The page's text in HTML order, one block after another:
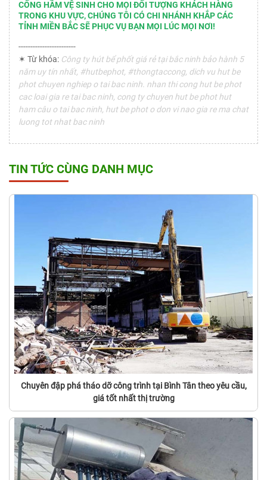
CỐNG HẦM VỆ SINH CHO MỌI ĐỐI TƯỢNG KHÁCH HÀNG
TRONG KHU VỰC, CHÚNG TÔI CÓ CHI NHÁNH KHẮP CÁC
TỈNH MIỀN BẮC SẼ PHỤC VỤ BẠN MỌI LÚC MỌI NƠI!
------------------------
✶ Từ khóa: Công ty hút bể phốt giá rẻ tại bắc ninh bảo hành 5
năm uy tín nhất, #hutbephot, #thongtaccong, dich vu hut be
phot chuyen nghiep o tai bac ninh. nhan thi cong hut be phot
cac loai gia re tai bac ninh, cong ty chuyen hut be phot hut
ham câu o tai bac ninh, hut be phot o don vi nao gia re ma chat
luong tot nhat bac ninh
TIN TỨC CÙNG DANH MỤC
Chuyên đập phá tháo dỡ công trình tại Bình Tân theo yêu cầu,
giá tốt nhất thị trường